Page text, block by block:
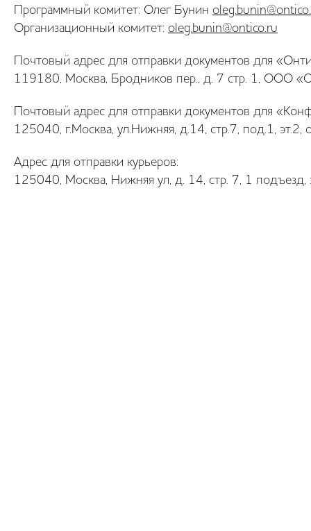
Программный комитет: Олег Бунин
Организационный комитет: oleg.bunin@ontico.ru
Почтовый адрес для отправки документов для
119180, Москва, Бродников пер., д. 7 стр. 1, ООО
Почтовый адрес для отправки документов для
125040, г.Москва, ул.Нижняя, д.14, стр.7, под.1,
Адрес для отправки курьеров:
125040, Москва, Нижняя ул, д. 14, стр. 7, 1